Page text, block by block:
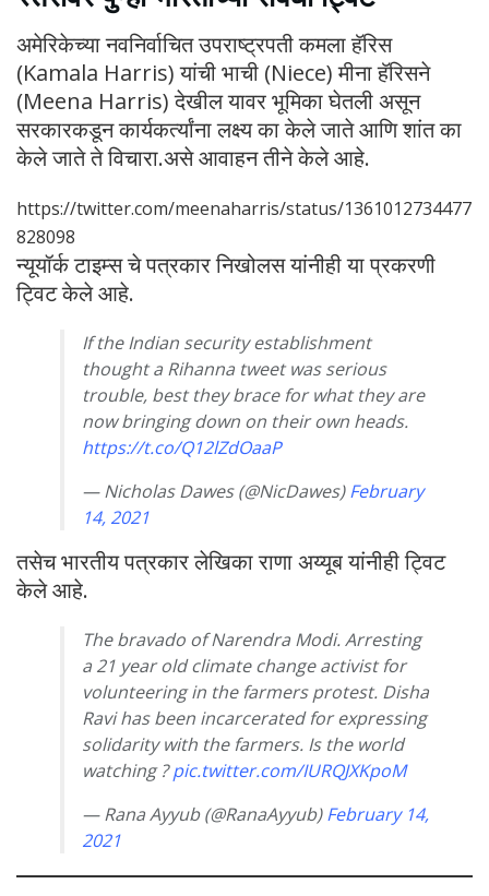
अमेरिकेच्या नवनिर्वाचित उपराष्ट्रपती कमला हॅरिस
(Kamala Harris) यांची भाची (Niece) मीना हॅरिसने
(Meena Harris) देखील यावर भूमिका घेतली असून
सरकारकडून कार्यकर्त्यांना लक्ष्य का केले जाते आणि शांत का
केले जाते ते विचारा.असे आवाहन तीने केले आहे.
https://twitter.com/meenaharris/status/1361012734477
828098
न्यूयॉर्क टाइम्स चे पत्रकार निखोलस यांनीही या प्रकरणी
ट्विट केले आहे.
If the Indian security establishment
thought a Rihanna tweet was serious
trouble, best they brace for what they are
now bringing down on their own heads.
https://t.co/Q12lZdOaaP
— Nicholas Dawes (@NicDawes)February
14, 2021
तसेच भारतीय पत्रकार लेखिका राणा अय्यूब यांनीही ट्विट
केले आहे.
The bravado of Narendra Modi. Arresting
a 21 year old climate change activist for
volunteering in the farmers protest. Disha
Ravi has been incarcerated for expressing
solidarity with the farmers. Is the world
watching ?pic.twitter.com/IURQJXKpoM
— Rana Ayyub (@RanaAyyub)February 14,
2021